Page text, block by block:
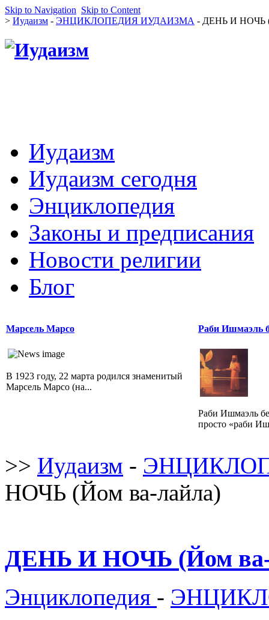
Skip to Navigation Skip to Content
> Иудаизм - ЭНЦИКЛОПЕДИЯ ИУДАИЗМА - ДЕНЬ И НОЧЬ
Иудаизм
Иудаизм сегодня
Энциклопедия
Законы и предписания
Новости религии
Блог
Марсель Марсо
В 1923 году, 22 марта родился знаменитый
Марсель Марсо (на...
Раби Ишмаэль
Раби Ишмаэль
просто «раби
>> Иудаизм -
НОЧЬ (Йом ва-лайла)
ДЕНЬ И НОЧЬ (Йом ва-
Энциклопедия -